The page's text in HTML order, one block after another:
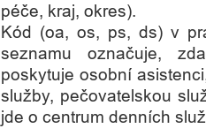
péče, kraj, okres).
Kód (oa, os, ps, ds) v
seznamu označuje,
poskytuje osobní
služby, pečovatelskou
jde o centrum denních